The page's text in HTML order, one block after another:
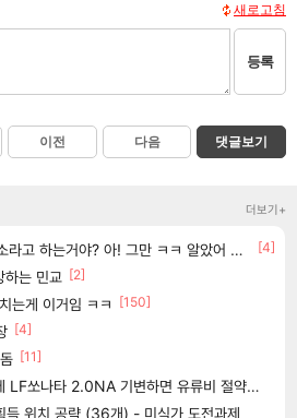
새로고침
등록
이전 다음 댓글보기
더보기+
고 하는거야? 아! 그만 ㅋㅋ 알았어 ㅋㅋ
[4]
하는 민교 [2]
는게 이거임 ㅋㅋ
[150]
[4]
[11]
타 2.0NA 기변하면 유류비 절약이 얼마나 될까요..?
득 위치 공략 (36개) - 미식가 도전과제